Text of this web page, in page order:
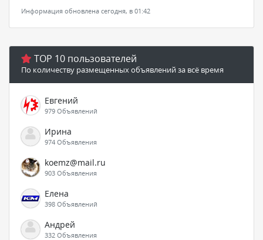
Информация обновлена сегодня, в 01:42
TOP 10 пользователей
По количеству размещенных объявлений за всё время
Евгений
979 Объявлений
Ирина
974 Объявления
koemz@mail.ru
903 Объявления
Елена
398 Объявлений
Андрей
332 Объявления